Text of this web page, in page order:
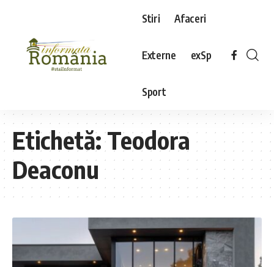
Stiri Afaceri
Externe exSp
Sport
Etichetă:Teodora
Deaconu